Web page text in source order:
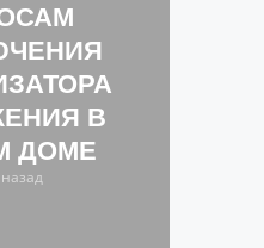
В
ДОМЕ